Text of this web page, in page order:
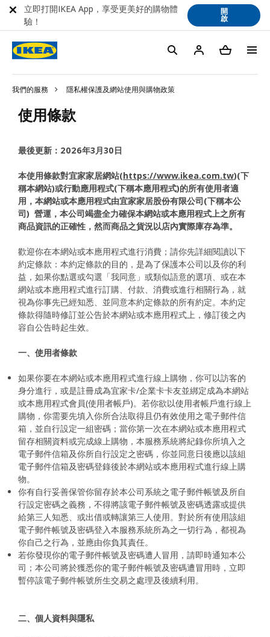
我們的服務 隱私權保護及網站使用與購物政策
使用條款
最後更新：2026年3月30日
本使用條款對宜家家居網站(https://www.ikea.com.tw)(下
稱本網站)或行動應用程式(下稱本應用程式)的所有使用者適
用，本網站或本應用程式由宜家家居股份有限公司(下稱本公
司) 營運，本公司竭盡全力確保本網站或本應用程式上之所有
商品資訊的正確性，然而商品之貨況以店內實際庫存為準。
歡迎你在本網站或本應用程式進行消費；請你先詳細閱讀以下
約定條款：本約定條款的目的，是為了保護本公司以及你的利
益，如果你點選或勾選「我同意」或類似語意的選項、或在本
網站或本應用程式進行訂購、付款、消費或進行相關行為，就
視為你事先已經知悉、並同意本約定條款的所有約定。本約定
條款得隨時修訂並公告於本網站或本應用程式上，修訂後之內
容自公告時起生效。
一、使用者條款
如果你要在本網站或本應用程式進行線上購物，你可以訪客的
身分進行，或是註冊成為宜家卡/企業卡卡友並綁定成為本網站
或本應用程式會員(使用者帳戶)。若你欲以使用者帳戶進行線上
購物，你需要先填入你所合法取得且仍有效使用之電子郵件信
箱，並自行設定一組密碼；當你第一次在本網站或本應用程式
留存相關資料或完成線上購物，本服務系統將紀錄你所填入之
電子郵件信箱及你所自行設定之密碼，你並同意日後應以該組
電子郵件信箱及密碼登錄後於本網站或本應用程式進行線上購
物。
你有自行妥善保管你留存於本公司系統之電子郵件帳號及所自
行設定密碼之義務，不得將該電子郵件帳號及密碼透露或提供
給第三人知悉、或出借或轉讓第三人使用。對於所有使用該組
電子郵件帳號及密碼登入本服務系統所為之一切行為，都視為
你自己之行為，並應由你負其責任。
若你發現你的電子郵件帳號及密碼遭人冒用，請即時通知本公
司；本公司將於獲悉你的電子郵件帳號及密碼遭冒用時，立即
暫停該電子郵件帳號所生交易之處理及後續利用。
二、個人資料與隱私
立即打開IKEA App，享受更美好的購物體
驗！
開
啟